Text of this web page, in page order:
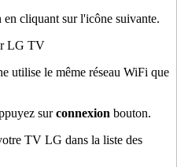
cliquant sur l'icône suivante.
LG TV
utilise le même réseau WiFi que
surconnexion bouton.
TV LG dans la liste des